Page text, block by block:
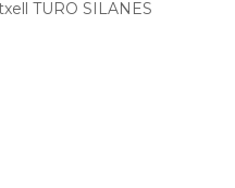
TURO SILANES